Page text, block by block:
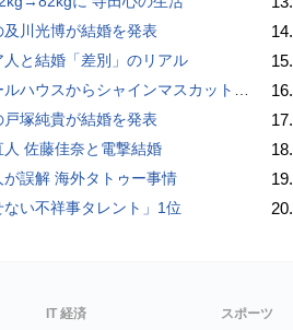
及川光博が結婚を発表
人と結婚「差別」のリアル
らシャインマスカット約200房を盗んだ疑い ネットで販売か 無職の男（42）逮捕 岡山県警
戸塚純貴が結婚を発表
人 佐藤佳奈と電撃結婚
が誤解 海外タトゥー事情
ない不祥事タレント」1位
14.
15.
16.
17.
18.
19.
20.
IT 経済 スポーツ